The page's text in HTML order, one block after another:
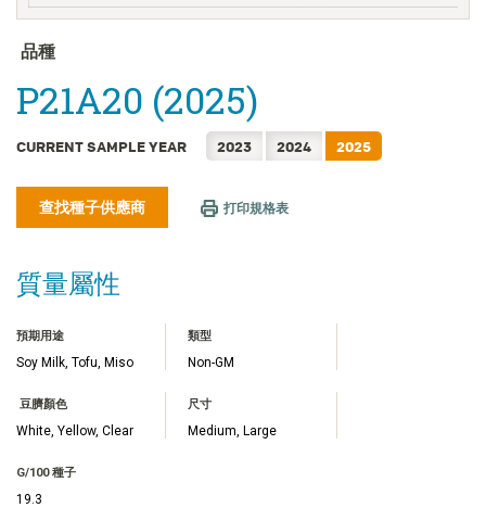
ENGLISH
FRANÇAIS
한국어
简体中文
TIẾNG VIỆT
品種
P21A20 (2025)
CURRENT SAMPLE YEAR 2023 2024 2025
查找種子供應商 打印規格表
質量屬性
預期用途
Soy Milk, Tofu, Miso
類型
Non-GM
豆臍顏色
White, Yellow, Clear
尺寸
Medium, Large
G/100 種子
19.3